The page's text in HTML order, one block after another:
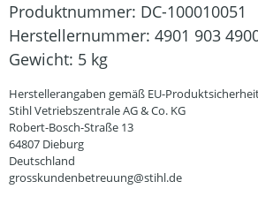
Produktnummer: DC-100010051
Herstellernummer: 4901 903
Gewicht: 5 kg
Herstellerangaben gemäß EU-
Stihl Vetriebszentrale AG & Co. KG
Robert-Bosch-Straße 13
64807 Dieburg
Deutschland
grosskundenbetreuung@stihl.de